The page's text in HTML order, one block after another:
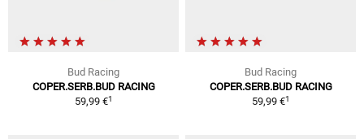
Bud Racing
COPER.SERB.BUD RACING
59,99 €1
Bud Racing
COPER.SERB.BUD RACING
59,99 €1